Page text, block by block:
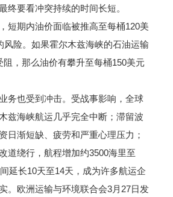
终要看冲突持续的时间长短。
期内油价面临被推高至每桶120美
风险。如果霍尔木兹海峡的石油运输
阻，那么油价有攀升至每桶150美元
也受到冲击。受战事影响，全球
兹海峡航运几乎完全中断；滞留波
日渐短缺、疲劳和严重心理压力；
道绕行，航程增加约3500海里至
延长10天至14天，成为许多航运企
。欧洲运输与环境联合会3月27日发